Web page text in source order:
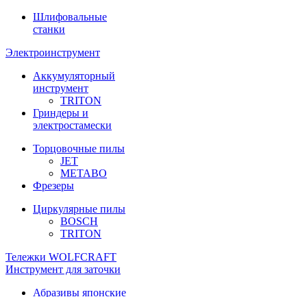
Шлифовальные
станки
Электроинструмент
Аккумуляторный
инструмент
TRITON
Гриндеры и
электростамески
Торцовочные пилы
JET
METABO
Фрезеры
Циркулярные пилы
BOSCH
TRITON
Тележки WOLFCRAFT
Инструмент для заточки
Абразивы японские